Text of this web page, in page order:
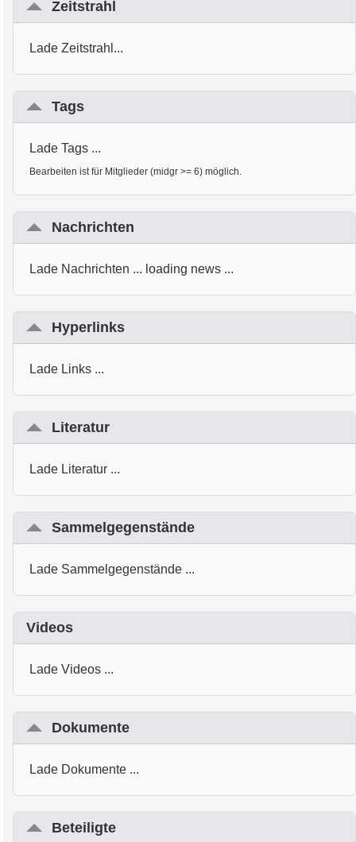
Zeitstrahl
Lade Zeitstrahl...
Tags
Lade Tags ...
Bearbeiten ist für Mitglieder (midgr >= 6) möglich.
Nachrichten
Lade Nachrichten ... loading news ...
Hyperlinks
Lade Links ...
Literatur
Lade Literatur ...
Sammelgegenstände
Lade Sammelgegenstände ...
Videos
Lade Videos ...
Dokumente
Lade Dokumente ...
Beteiligte